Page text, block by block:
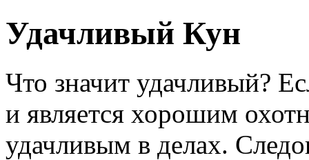
Удачливый Кун
Что значит удачливый?
и является хорошим
удачливым в делах.